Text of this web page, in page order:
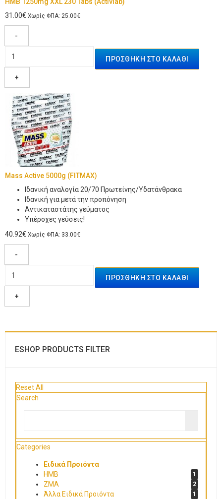
HMB 1250mg XXL 230 Tabs (Activlab)
31.00€ Χωρίς ΦΠΑ: 25.00€
-
+
Mass Active 5000g (FITMAX)
Ιδανική αναλογία 20/70 Πρωτείνης/Υδατάνθρακα
Ιδανική για μετά την προπόνηση
Αντικαταστάτης γεύματος
Υπέροχες γεύσεις!
40.92€ Χωρίς ΦΠΑ: 33.00€
-
+
ESHOP PRODUCTS FILTER
Reset All
Search
Categories
Ειδικά Προιόντα
HMB
1
ZMA 2
Άλλα Ειδικά Προιόντα 1